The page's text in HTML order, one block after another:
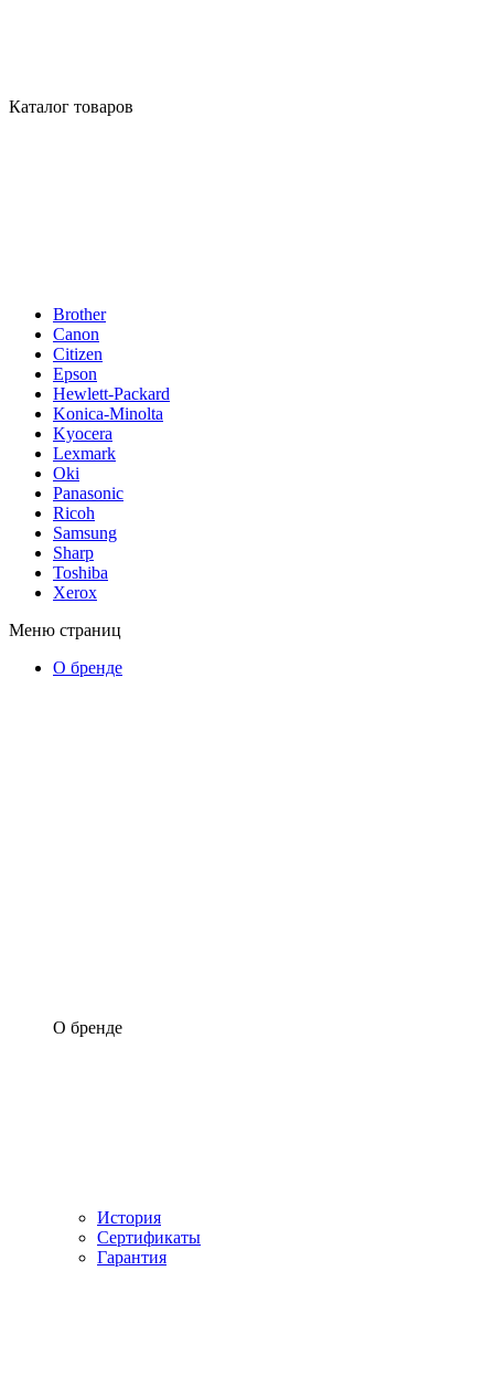
Каталог товаров
Brother
Canon
Citizen
Epson
Hewlett-Packard
Konica-Minolta
Kyocera
Lexmark
Oki
Panasonic
Ricoh
Samsung
Sharp
Toshiba
Xerox
Меню страниц
О бренде
О бренде
История
Сертификаты
Гарантия